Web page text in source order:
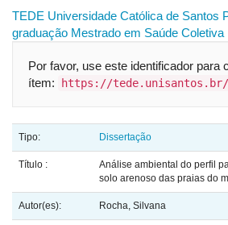
TEDE Universidade Católica de Santos
graduação Mestrado em Saúde Coletiva
Por favor, use este identificador para
ítem:
https://tede.unisantos.br/
Tipo: Dissertação
Título :
Análise ambiental do perfil
solo arenoso das praias do
Autor(es): Rocha, Silvana